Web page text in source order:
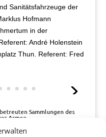
Sanitätsfahrzeuge der
Hofmann
in der
André Holenstein
Thun. Referent: Fred
Sammlungen des
Armee.